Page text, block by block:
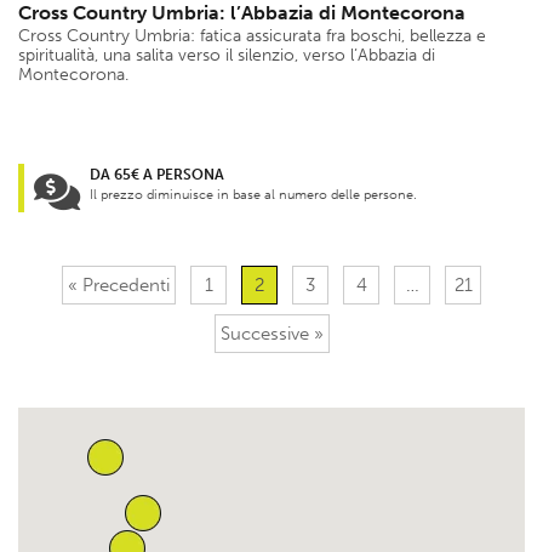
Cross Country Umbria: l’Abbazia di Montecorona
Cross Country Umbria: fatica assicurata fra boschi, bellezza e
spiritualità, una salita verso il silenzio, verso l’Abbazia di
Montecorona.
DA 65€ A PERSONA
Il prezzo diminuisce in base al numero delle persone.
« Precedenti 1 2 3 4 … 21
Successive »